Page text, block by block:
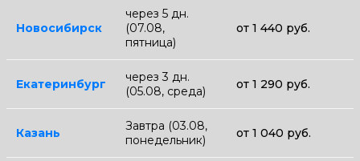
Новосибирск
через 5 дн.
(07.08,
пятница)
от 1 440 руб.
Екатеринбург
через 3 дн.
(05.08, среда)
от 1 290 руб.
Казань
Завтра (03.08,
понедельник)
от 1 040 руб.